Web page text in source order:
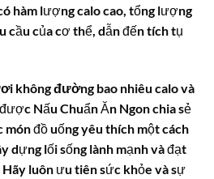
hàm lượng calo cao, tổng lượng
cầu của cơ thể, dẫn đến tích tụ
không đường bao nhiêu calovà
Nấu Chuẩn Ăn Ngon chia sẻ
đồ uống yêu thích một cách
dựng lối sống lành mạnh và đạt
luôn ưu tiên sức khỏe và sự